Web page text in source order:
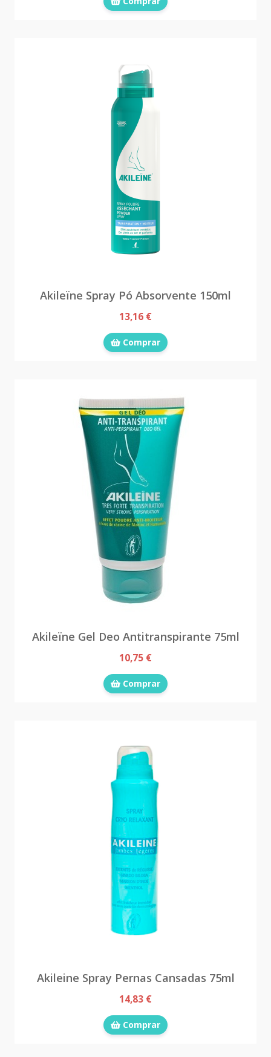
Akileïne Spray Pó Absorvente 150ml
13,16 €
Comprar
Akileïne Gel Deo Antitranspirante 75ml
10,75 €
Comprar
Akileine Spray Pernas Cansadas 75ml
14,83 €
Comprar